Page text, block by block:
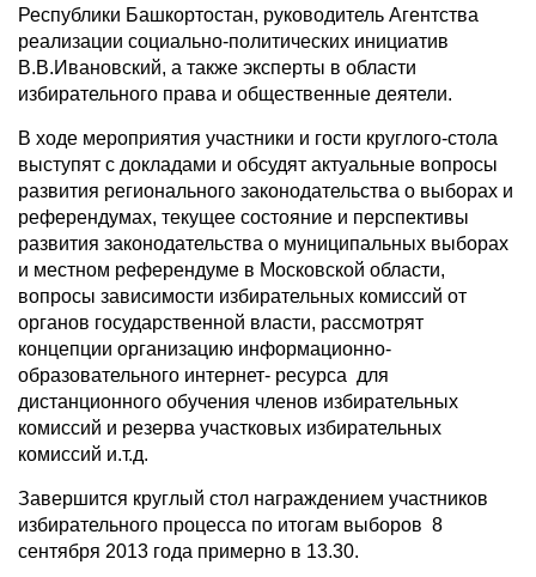
Республики Башкортостан, руководитель Агентства
реализации социально-политических инициатив
В.В.Ивановский, а также эксперты в области
избирательного права и общественные деятели.
В ходе мероприятия участники и гости круглого-стола
выступят с докладами и обсудят актуальные вопросы
развития регионального законодательства о выборах и
референдумах, текущее состояние и перспективы
развития законодательства о муниципальных выборах
и местном референдуме в Московской области,
вопросы зависимости избирательных комиссий от
органов государственной власти, рассмотрят
концепции организацию информационно-
образовательного интернет- ресурса для
дистанционного обучения членов избирательных
комиссий и резерва участковых избирательных
комиссий и.т.д.
Завершится круглый стол награждением участников
избирательного процесса по итогам выборов 8
сентября 2013 года примерно в 13.30.